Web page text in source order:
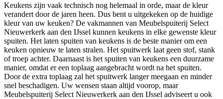
Keukens zijn vaak technisch nog helemaal in orde, maar de kleur
verandert door de jaren heen. Dus bent u uitgekeken op de huidige
kleur van uw keuken? De vakmannen van Meubelspuiterij Select
Nieuwerkerk aan den IJssel kunnen keukens in elke gewenste kleur
spuiten. Het laten spuiten van keukens is de beste manier om een
keuken opnieuw te laten stralen. Het spuitwerk laat geen stof, stank
of troep achter. Daarnaast is het spuiten van keukens een duurzame
manier, omdat er een toplaag aangebracht wordt na het spuiten.
Door de extra toplaag zal het spuitwerk langer meegaan en minder
snel beschadigen. Uw wensen staan altijd voorop, maar
Meubelspuiterij Select Nieuwerkerk aan den IJssel adviseert u ook